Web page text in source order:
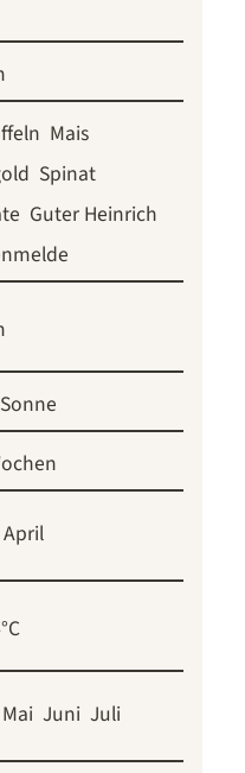
Mais
Spinat
Guter Heinrich
April
Mai Juni Juli